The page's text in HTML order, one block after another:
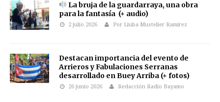
La bruja de la guardarraya, una obra
para la fantasía (+ audio)
2 julio 2026 Por Liuba Mustelier Ramirez
Destacan importancia del evento de
Arrieros y Fabulaciones Serranas
desarrollado en Buey Arriba (+ fotos)
26 junio 2026 Redacción Radio Bayamo